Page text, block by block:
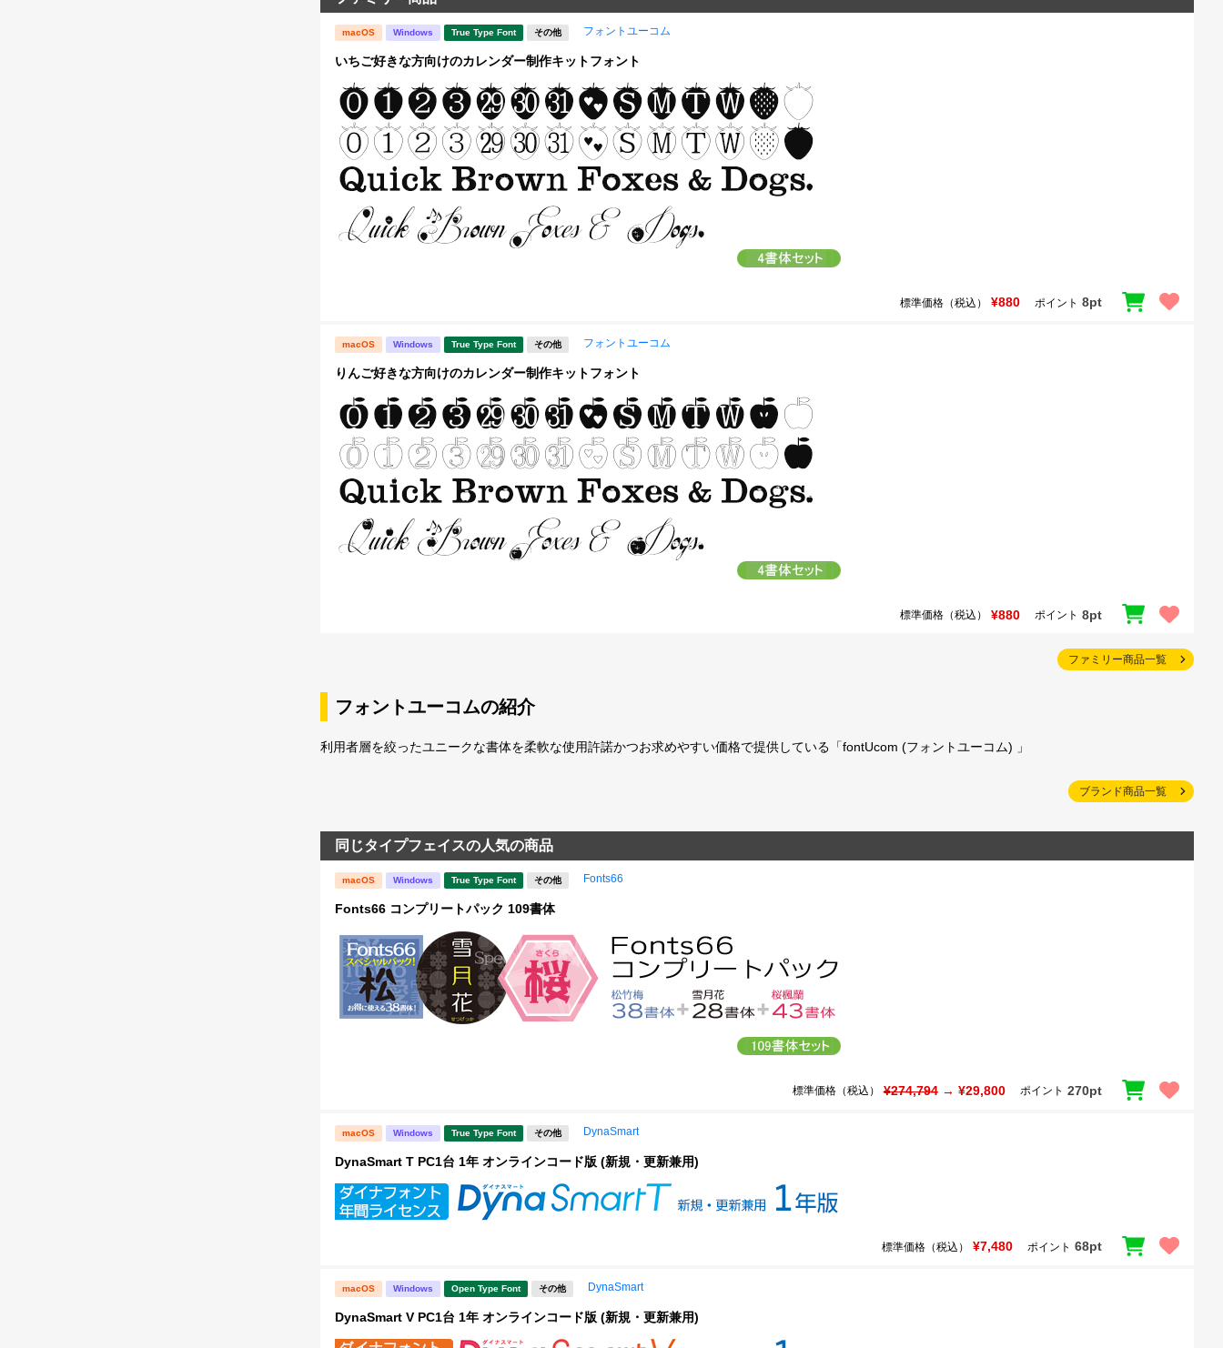
macOS Windows True Type Font その他 フォントユーコム
いちご好きな方向けのカレンダー制作キットフォント
標準価格（税込） ¥880 ポイント 8pt
macOS Windows True Type Font その他 フォントユーコム
りんご好きな方向けのカレンダー制作キットフォント
標準価格（税込） ¥880 ポイント 8pt
ファミリー商品一覧
フォントユーコムの紹介
利用者層を絞ったユニークな書体を柔軟な使用許諾かつお求めやすい価格で提供している「fontUcom (フォントユーコム) 」
ブランド商品一覧
同じタイプフェイスの人気の商品
macOS Windows True Type Font その他 Fonts66
Fonts66 コンプリートパック 109書体
標準価格（税込） ¥274,794→ ¥29,800 ポイント 270pt
macOS Windows True Type Font その他 DynaSmart
DynaSmart T PC1台 1年 オンラインコード版 (新規・更新兼用)
標準価格（税込） ¥7,480 ポイント 68pt
macOS Windows Open Type Font その他 DynaSmart
DynaSmart V PC1台 1年 オンラインコード版 (新規・更新兼用)